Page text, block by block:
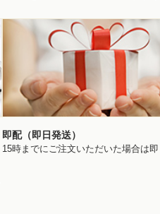
即配（即日発送）
15時までにご注文いただいた場合は